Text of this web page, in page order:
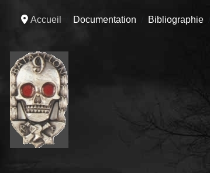
Accueil Documentation Bibliographie